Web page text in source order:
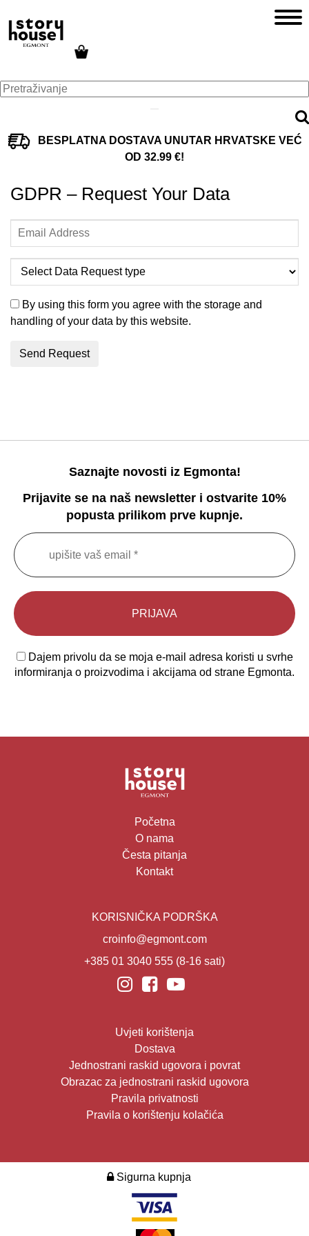
BESPLATNA DOSTAVA UNUTAR HRVATSKE VEĆ
OD 32.99 €!
GDPR – Request Your Data
By using this form you agree with the storage and
handling of your data by this website.
Saznajte novosti iz Egmonta!
Prijavite se na naš newsletter i ostvarite 10%
popusta prilikom prve kupnje.
Dajem privolu da se moja e-mail adresa koristi u svrhe
informiranja o proizvodima i akcijama od strane Egmonta.
Početna
O nama
Česta pitanja
Kontakt
KORISNIČKA PODRŠKA
croinfo@egmont.com
+385 01 3040 555 (8-16 sati)
Uvjeti korištenja
Dostava
Jednostrani raskid ugovora i povrat
Obrazac za jednostrani raskid ugovora
Pravila privatnosti
Pravila o korištenju kolačića
Sigurna kupnja